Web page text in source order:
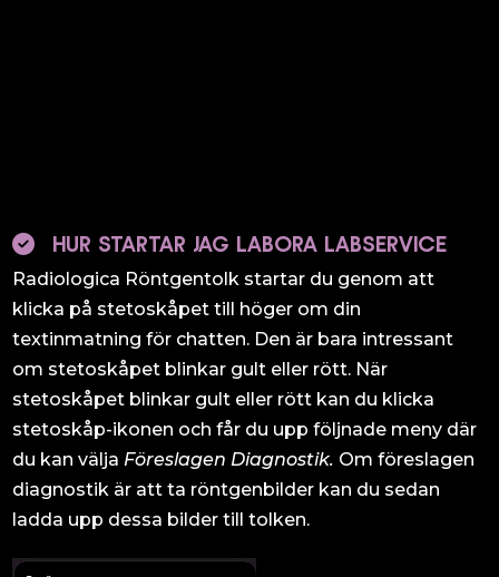
HUR STARTAR JAG LABORA LABSERVICE
Radiologica Röntgentolk startar du genom att
klicka på stetoskåpet till höger om din
textinmatning för chatten. Den är bara intressant
om stetoskåpet blinkar gult eller rött. När
stetoskåpet blinkar gult eller rött kan du klicka
stetoskåp-ikonen och får du upp följnade meny där
du kan välja Föreslagen Diagnostik. Om föreslagen
diagnostik är att ta röntgenbilder kan du sedan
ladda upp dessa bilder till tolken.